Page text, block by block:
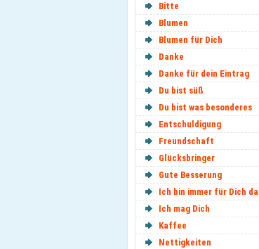
Bitte
Blumen
Blumen für Dich
Danke
Danke für dein Eintrag
Du bist süß
Du bist was besonderes
Entschuldigung
Freundschaft
Glücksbringer
Gute Besserung
Ich bin immer für Dich da
Ich mag Dich
Kaffee
Nettigkeiten